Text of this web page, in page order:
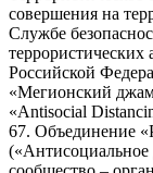
совершения на
Службе
террористических
Российской
«Мегионский
«Antisocial
67. Объединение
(«Антисоциальное